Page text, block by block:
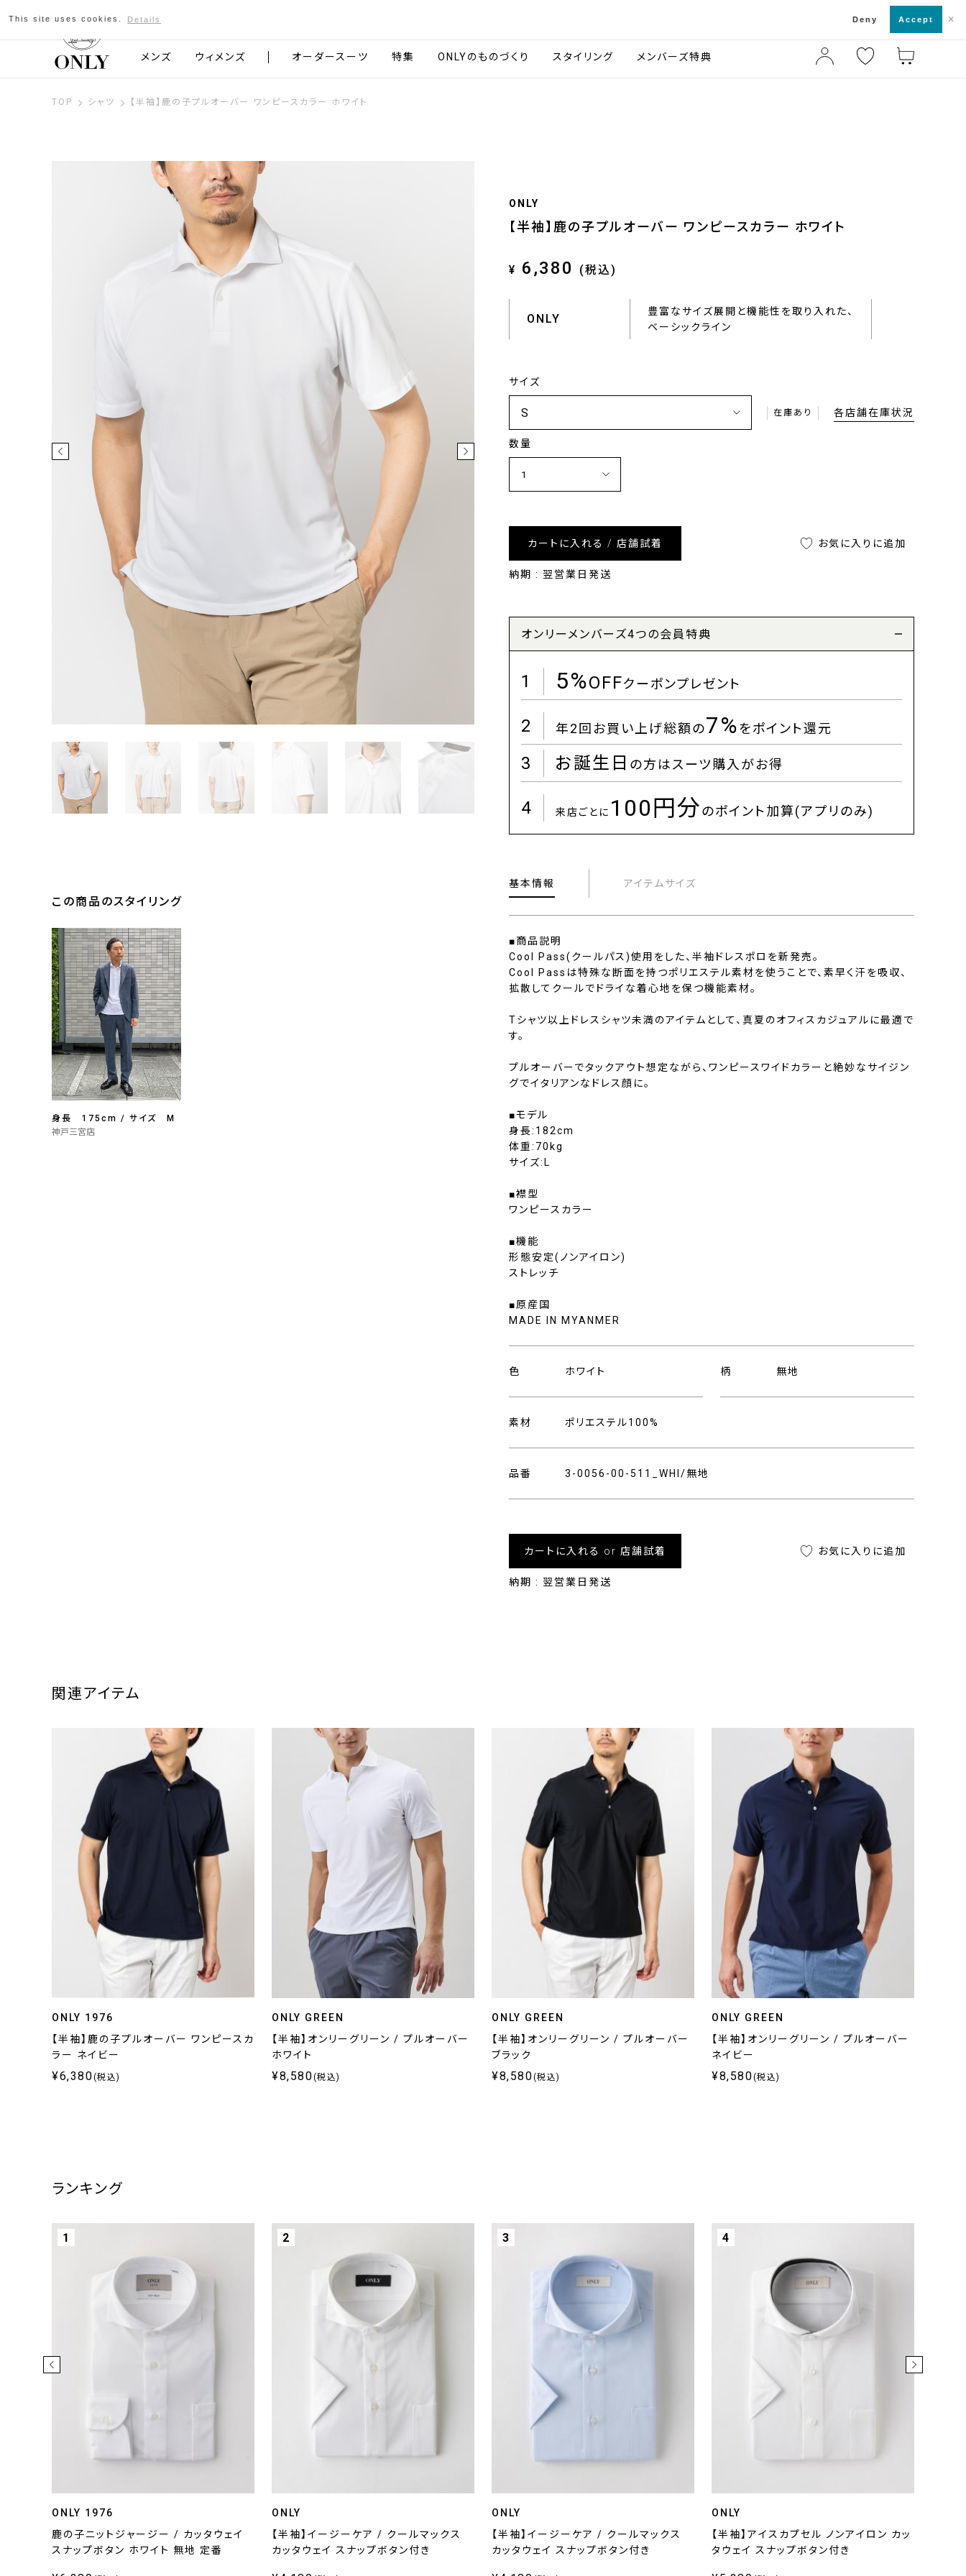
京都発のスーツブランド ONLY
メンズ ウィメンズ オーダースーツ 特集 ONLYのものづくり スタイリング メンバーズ特典
TOP シャツ 【半袖】鹿の子プルオーバー ワンピースカラー ホワイト
ONLY
【半袖】鹿の子プルオーバー ワンピースカラー ホワイト
¥ 6,380 (税込)
ONLY
豊富なサイズ展開と機能性を取り入れた、
ベーシックライン
サイズ
在庫あり 各店舗在庫状況
数量
カートに入れる / 店舗試着
納期 : 翌営業日発送
お気に入りに追加
オンリーメンバーズ4つの会員特典
1 5%OFFクーポンプレゼント
2 年2回お買い上げ総額の7%をポイント還元
3 お誕生日 の方はスーツ購入がお得
4 来店ごとに 100円分のポイント加算(アプリのみ)
基本情報 アイテムサイズ
■商品説明
Cool Pass(クールパス)使用をした、半袖ドレスポロを新発売。
Cool Passは特殊な断面を持つポリエステル素材を使うことで、素早く汗を吸収、
拡散してクールでドライな着心地を保つ機能素材。
Tシャツ以上ドレスシャツ未満のアイテムとして、真夏のオフィスカジュアルに最適で
す。
プルオーバーでタックアウト想定ながら、ワンピースワイドカラーと絶妙なサイジン
グでイタリアンなドレス顔に。
■モデル
身長:182cm
体重:70kg
サイズ:L
■襟型
ワンピースカラー
■機能
形態安定(ノンアイロン)
ストレッチ
■原産国
MADE IN MYANMER
色 ホワイト 柄 無地
素材 ポリエステル100%
品番 3-0056-00-511_WHI/無地
カートに入れる or 店舗試着
納期 : 翌営業日発送
お気に入りに追加
この商品のスタイリング
身長 175cm / サイズ M
神戸三宮店
関連アイテム
ONLY 1976
【半袖】鹿の子プルオーバー ワンピースカ
ラー ネイビー
¥6,380(税込)
ONLY GREEN
【半袖】オンリーグリーン / プルオーバー
ホワイト
¥8,580(税込)
ONLY GREEN
【半袖】オンリーグリーン / プルオーバー
ブラック
¥8,580(税込)
ONLY GREEN
【半袖】オンリーグリーン / プルオーバー
ネイビー
¥8,580(税込)
ランキング
1
ONLY 1976
鹿の子ニットジャージー / カッタウェイ
スナップボタン ホワイト 無地 定番
2
ONLY
【半袖】イージーケア / クールマックス
カッタウェイ スナップボタン付き
3
ONLY
【半袖】イージーケア / クールマックス
カッタウェイ スナップボタン付き
4
ONLY
【半袖】アイスカプセル ノンアイロン カッ
タウェイ スナップボタン付き
This site uses cookies. Details Deny Accept ×